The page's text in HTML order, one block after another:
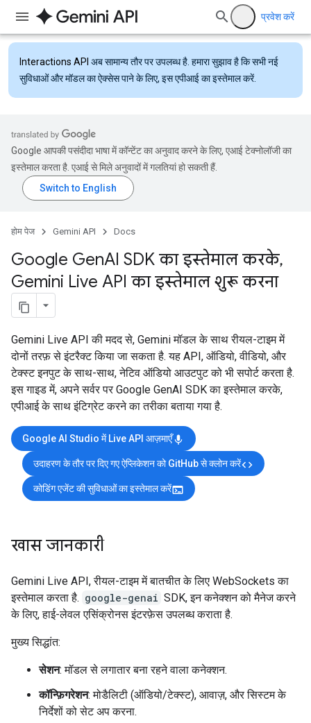
प्रवेश करें
Interactions API अब सामान्य तौर पर उपलब्ध है. हमारा सुझाव है कि सभी नई
सुविधाओं और मॉडल का ऐक्सेस पाने के लिए, इस एपीआई का इस्तेमाल करें.
Google आपकी पसंदीदा भाषा में कॉन्टेंट का अनुवाद करने के लिए, एआई टेक्नोलॉजी का
इस्तेमाल करता है. एआई से मिले अनुवादों में गलतियां हो सकती हैं.
होम पेज Gemini API Docs
Google GenAI SDK का इस्तेमाल करके,
Gemini Live API का इस्तेमाल शुरू करना
Gemini Live API की मदद से, Gemini मॉडल के साथ रीयल-टाइम में
दोनों तरफ़ से इंटरैक्ट किया जा सकता है. यह API, ऑडियो, वीडियो, और
टेक्स्ट इनपुट के साथ-साथ, नेटिव ऑडियो आउटपुट को भी सपोर्ट करता है.
इस गाइड में, अपने सर्वर पर Google GenAI SDK का इस्तेमाल करके,
एपीआई के साथ इंटिग्रेट करने का तरीका बताया गया है.
Google AI Studio में Live API आज़माएँmic
उदाहरण के तौर पर दिए गए ऐप्लिकेशन को GitHub से क्लोन करेंcode
कोडिंग एजेंट की सुविधाओं का इस्तेमाल करेंterminal
खास जानकारी
Gemini Live API, रीयल-टाइम में बातचीत के लिए WebSockets का
इस्तेमाल करता है. google-genai SDK, इन कनेक्शन को मैनेज करने
के लिए, हाई-लेवल एसिंक्रोनस इंटरफ़ेस उपलब्ध कराता है.
मुख्य सिद्धांत:
सेशन: मॉडल से लगातार बना रहने वाला कनेक्शन.
कॉन्फ़िगरेशन: मोडैलिटी (ऑडियो/टेक्स्ट), आवाज़, और सिस्टम के
निर्देशों को सेट अप करना.